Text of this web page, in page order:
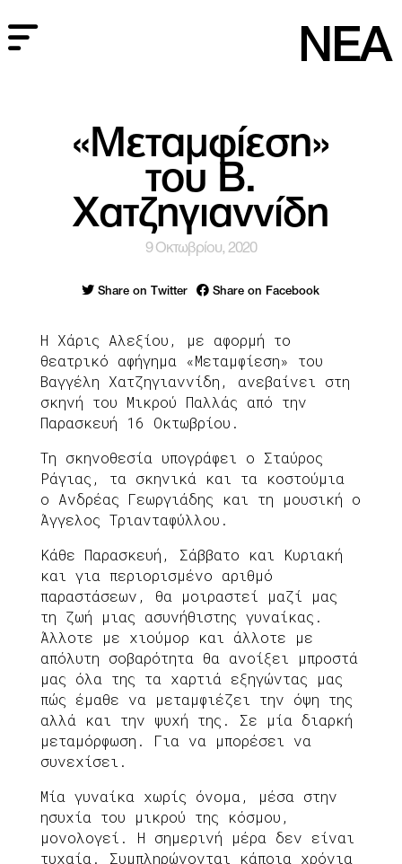
NEA
«Μεταμφίεση»
του Β.
Χατζηγιαννίδη
9 Οκτωβρίου, 2020
Share on Twitter Share on Facebook
Η Χάρις Αλεξίου, με αφορμή το
θεατρικό αφήγημα «Μεταμφίεση» του
Βαγγέλη Χατζηγιαννίδη, ανεβαίνει στη
σκηνή του Μικρού Παλλάς από την
Παρασκευή 16 Οκτωβρίου.
Τη σκηνοθεσία υπογράφει ο Σταύρος
Ράγιας, τα σκηνικά και τα κοστούμια
ο Ανδρέας Γεωργιάδης και τη μουσική ο
Άγγελος Τριανταφύλλου.
Κάθε Παρασκευή, Σάββατο και Κυριακή
και για περιορισμένο αριθμό
παραστάσεων, θα μοιραστεί μαζί μας
τη ζωή μιας ασυνήθιστης γυναίκας.
Άλλοτε με χιούμορ και άλλοτε με
απόλυτη σοβαρότητα θα ανοίξει μπροστά
μας όλα της τα χαρτιά εξηγώντας μας
πώς έμαθε να μεταμφιέζει την όψη της
αλλά και την ψυχή της. Σε μία διαρκή
μεταμόρφωση. Για να μπορέσει να
συνεχίσει.
Μία γυναίκα χωρίς όνομα, μέσα στην
ησυχία του μικρού της κόσμου,
μονολογεί. Η σημερινή μέρα δεν είναι
τυχαία. Συμπληρώνονται κάποια χρόνια